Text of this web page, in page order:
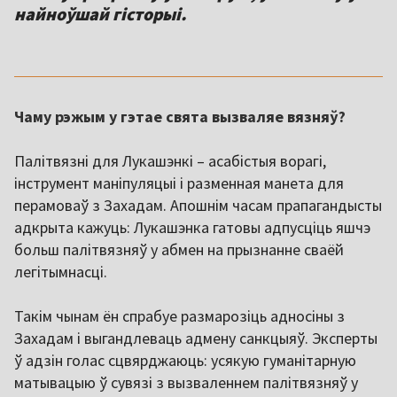
найноўшай гісторыі.
Чаму рэжым у гэтае свята вызваляе вязняў?
Палітвязні для Лукашэнкі – асабістыя ворагі,
інструмент маніпуляцыі і разменная манета для
перамоваў з Захадам. Апошнім часам прапагандысты
адкрыта кажуць: Лукашэнка гатовы адпусціць яшчэ
больш палітвязняў у абмен на прызнанне сваёй
легітымнасці.
Такім чынам ён спрабуе размарозіць адносіны з
Захадам і выгандлеваць адмену санкцыяў. Эксперты
ў адзін голас сцвярджаюць: усякую гуманітарную
матывацыю ў сувязі з вызваленнем палітвязняў у